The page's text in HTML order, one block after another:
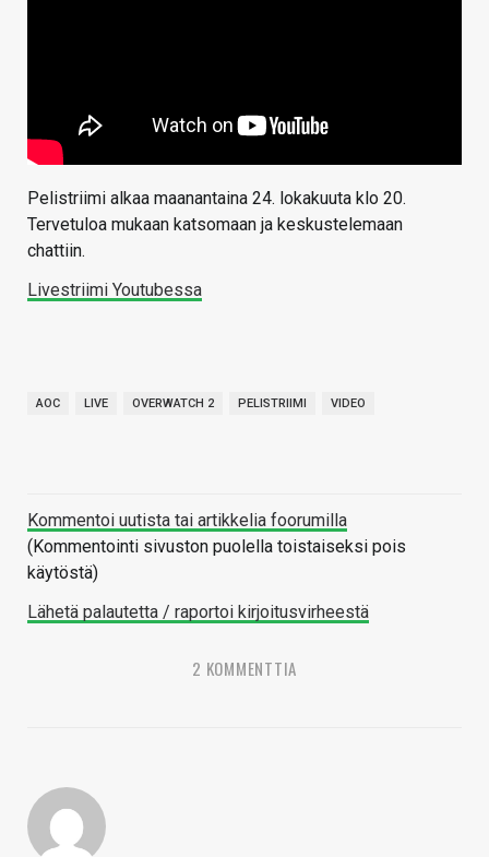
Pelistriimi alkaa maanantaina 24. lokakuuta klo 20.
Tervetuloa mukaan katsomaan ja keskustelemaan
chattiin.
Livestriimi Youtubessa
AOC LIVE OVERWATCH 2 PELISTRIIMI VIDEO
Kommentoi uutista tai artikkelia foorumilla
(Kommentointi sivuston puolella toistaiseksi pois
käytöstä)
Lähetä palautetta / raportoi kirjoitusvirheestä
2 KOMMENTTIA